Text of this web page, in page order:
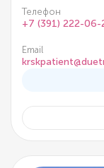
Телефон
+7 (391) 222-06-
Email